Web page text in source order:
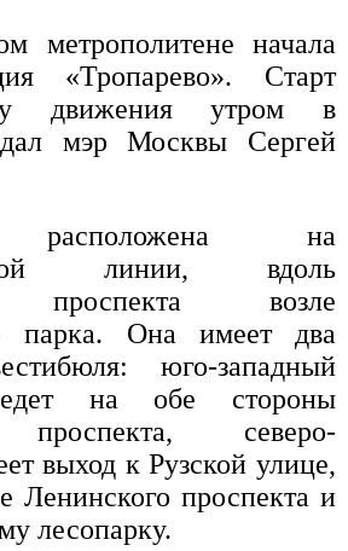
метрополитене начала
«Тропарево». Старт
движения утром в
дал мэр Москвы Сергей
расположена на
линии, вдоль
проспекта возле
парка. Она имеет два
юго-западный
на обе стороны
проспекта, северо-
выход к Рузской улице,
Ленинского проспекта и
лесопарку.